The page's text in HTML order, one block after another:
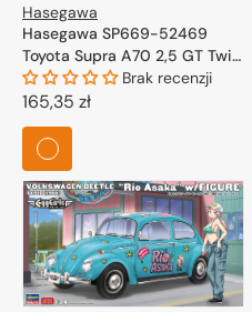
Hasegawa
Hasegawa SP669-52469
Toyota Supra A70 2,5 GT Twin
Turbo R "Snake Holic" Tokyo
Xtreme Racer 1/24
Brak recenzji
Cena
regularna
165,35 zł